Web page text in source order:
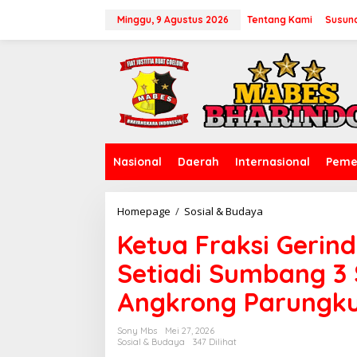
Minggu, 9 Agustus 2026 Tentang Kami
Nasional Daerah Internasional
Homepage / Sosial & Budaya
t
u
a
F
r
a
Ketua Fraksi
Setiadi Sumbang
Angkrong
Sony Mbs
Mei 27, 2026
Sosial & Budaya
347 Dilihat